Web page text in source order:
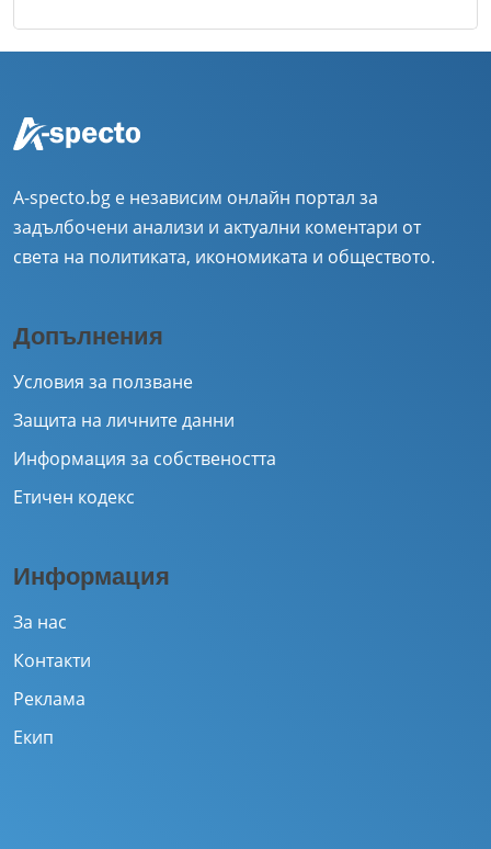
A-specto.bg е независим онлайн портал за
задълбочени анализи и актуални коментари от
света на политиката, икономиката и обществото.
Допълнения
Условия за ползване
Защита на личните данни
Информация за собствеността
Етичен кодекс
Информация
За нас
Контакти
Реклама
Екип